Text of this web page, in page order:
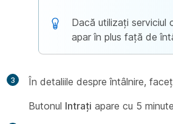
Dacă utilizați serviciul
apar în plus față de
3 În detaliile despre întâlnire,
Butonul Intrați apare cu 5